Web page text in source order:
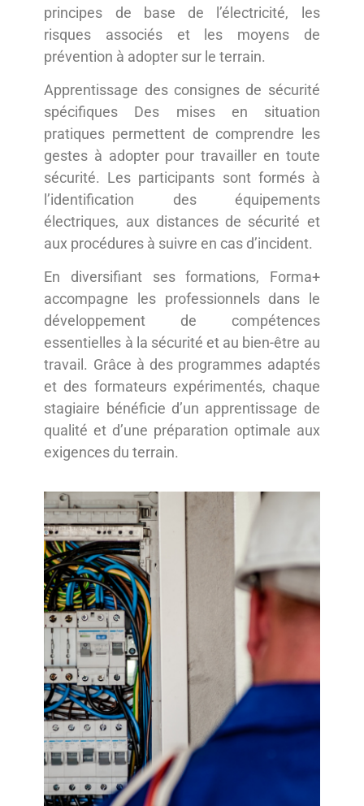
principes de base de l’électricité, les
risques associés et les moyens de
prévention à adopter sur le terrain.
Apprentissage des consignes de sécurité
spécifiques Des mises en situation
pratiques permettent de comprendre les
gestes à adopter pour travailler en toute
sécurité. Les participants sont formés à
l’identification des équipements
électriques, aux distances de sécurité et
aux procédures à suivre en cas d’incident.
En diversifiant ses formations, Forma+
accompagne les professionnels dans le
développement de compétences
essentielles à la sécurité et au bien-être au
travail. Grâce à des programmes adaptés
et des formateurs expérimentés, chaque
stagiaire bénéficie d’un apprentissage de
qualité et d’une préparation optimale aux
exigences du terrain.